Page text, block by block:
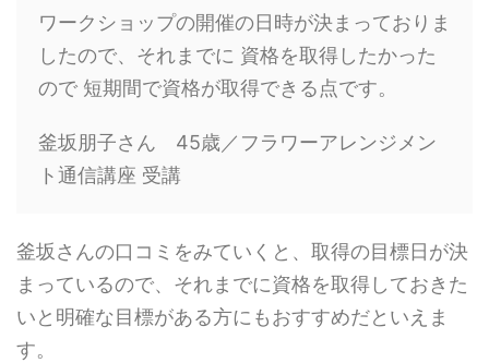
ワークショップの開催の日時が決まっておりま
したので、それまでに 資格を取得したかった
ので 短期間で資格が取得できる点です。
釜坂朋子さん 45歳／フラワーアレンジメン
ト通信講座 受講
釜坂さんの口コミをみていくと、取得の目標日が決
まっているので、それまでに資格を取得しておきた
いと明確な目標がある方にもおすすめだといえま
す。